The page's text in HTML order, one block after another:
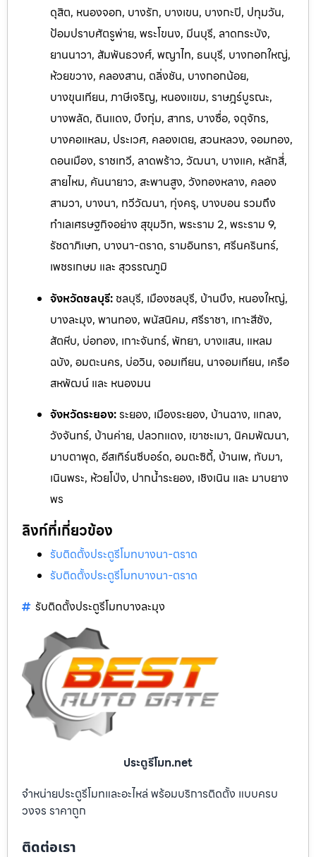
ดุสิต, หนองจอก, บางรัก, บางเขน, บางกะปิ, ปทุมวัน,
ป้อมปราบศัตรูพ่าย, พระโขนง, มีนบุรี, ลาดกระบัง,
ยานนาวา, สัมพันธวงศ์, พญาไท, ธนบุรี, บางกอกใหญ่,
ห้วยขวาง, คลองสาน, ตลิ่งชัน, บางกอกน้อย,
บางขุนเทียน, ภาษีเจริญ, หนองแขม, ราษฎร์บูรณะ,
บางพลัด, ดินแดง, บึงกุ่ม, สาทร, บางซื่อ, จตุจักร,
บางคอแหลม, ประเวศ, คลองเตย, สวนหลวง, จอมทอง,
ดอนเมือง, ราชเทวี, ลาดพร้าว, วัฒนา, บางแค, หลักสี่,
สายไหม, คันนายาว, สะพานสูง, วังทองหลาง, คลอง
สามวา, บางนา, ทวีวัฒนา, ทุ่งครุ, บางบอน รวมถึง
ทำเลเศรษฐกิจอย่าง สุขุมวิท, พระราม 2, พระราม 9,
รัชดาภิเษก, บางนา-ตราด, รามอินทรา, ศรีนครินทร์,
เพชรเกษม และ สุวรรณภูมิ
จังหวัดชลบุรี: ชลบุรี, เมืองชลบุรี, บ้านบึง, หนองใหญ่,
บางละมุง, พานทอง, พนัสนิคม, ศรีราชา, เกาะสีชัง,
สัตหีบ, บ่อทอง, เกาะจันทร์, พัทยา, บางแสน, แหลม
ฉบัง, อมตะนคร, บ่อวิน, จอมเทียน, นาจอมเทียน, เครือ
สหพัฒน์ และ หนองมน
จังหวัดระยอง:ระยอง, เมืองระยอง, บ้านฉาง, แกลง,
วังจันทร์, บ้านค่าย, ปลวกแดง, เขาชะเมา, นิคมพัฒนา,
มาบตาพุด, อีสเทิร์นซีบอร์ด, อมตะซิตี้, บ้านเพ, ทับมา,
เนินพระ, ห้วยโป่ง, ปากน้ำระยอง, เชิงเนิน และ มาบยาง
พร
ลิงก์ที่เกี่ยวข้อง
รับติดตั้งประตูรีโมทบางนา-ตราด
รับติดตั้งประตูรีโมทบางนา-ตราด
รับติดตั้งประตูรีโมทบางละมุง
ประตูรีโมท.net
จำหน่ายประตูรีโมทและอะไหล่ พร้อมบริการติดตั้ง แบบครบ
วงจร ราคาถูก
ติดต่อเรา